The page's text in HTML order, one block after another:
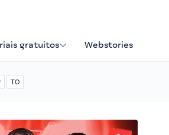
gratuitos Webstories
TO